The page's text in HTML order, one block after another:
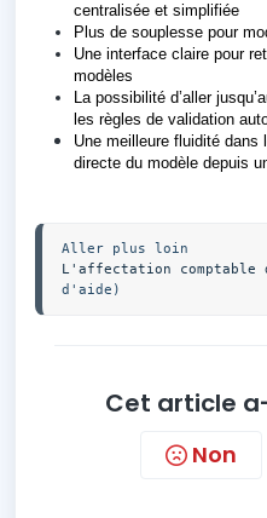
centralisée et simplifiée
Plus de souplesse pour
Une interface claire pour
modèles
La possibilité d’aller
les règles de validation
Une meilleure fluidité
directe du modèle depuis
L'affectation comptable
d'aide)
Cet article
Non